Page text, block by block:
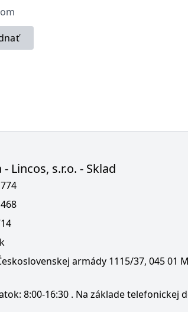
Lincos, s.r.o. - Sklad
armády 1115/37, 045 01
8:00-16:30 . Na základe telefonickej